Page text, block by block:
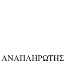
ΑΝΑΠΛΗΡΩΤΗΣ